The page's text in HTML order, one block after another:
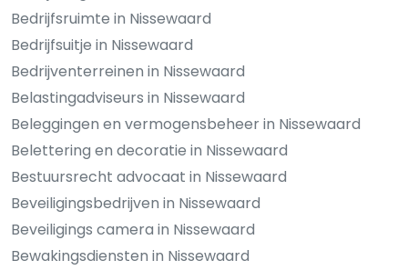
Bedrijfsruimte in Nissewaard
Bedrijfsuitje in Nissewaard
Bedrijventerreinen in Nissewaard
Belastingadviseurs in Nissewaard
Beleggingen en vermogensbeheer in Nissewaard
Belettering en decoratie in Nissewaard
Bestuursrecht advocaat in Nissewaard
Beveiligingsbedrijven in Nissewaard
Beveiligings camera in Nissewaard
Bewakingsdiensten in Nissewaard